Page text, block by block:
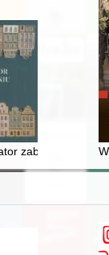
zabytków w